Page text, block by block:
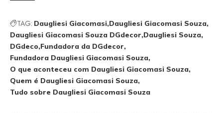
TAG: Daugliesi Giacomasi Daugliesi Giacomasi Souza
Daugliesi Giacomasi Souza DGdecor Daugliesi Souza
DGdeco Fundadora da DGdecor
Fundadora Daugliesi Giacomasi Souza
O que aconteceu com Daugliesi Giacomasi Souza
Quem é Daugliesi Giacomasi Souza
Tudo sobre Daugliesi Giacomasi Souza